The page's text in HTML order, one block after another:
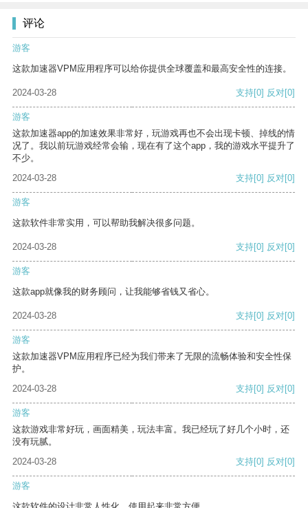
评论
游客
这款加速器VPM应用程序可以给你提供全球覆盖和最高安全性的连接。
2024-03-28 支持[0] 反对[0]
游客
这款加速器app的加速效果非常好，玩游戏再也不会出现卡顿、掉线的情
况了。我以前玩游戏经常会输，现在有了这个app，我的游戏水平提升了
不少。
2024-03-28
支持[0] 反对[0]
游客
这款软件非常实用，可以帮助我解决很多问题。
2024-03-28 支持[0] 反对[0]
游客
这款app就像我的财务顾问，让我能够省钱又省心。
2024-03-28 支持[0] 反对[0]
游客
这款加速器VPM应用程序已经为我们带来了无限的流畅体验和安全性保
护。
2024-03-28
支持[0] 反对[0]
游客
这款游戏非常好玩，画面精美，玩法丰富。我已经玩了好几个小时，还
没有玩腻。
2024-03-28
支持[0] 反对[0]
游客